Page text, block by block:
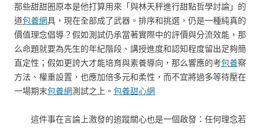
那些甜甜圈原本是他打算用來「與林天秤進行甜點哲學討論」的
道包養網具，現在全部成了武器。排序和挑選，仍是一種純真的
價值理念倡導？假如測試仍承當著實際中的評價與分流效能，那
么命題就要為先生的年紀階段、講授進度和認知程度留出足夠簡
直定性；假如更誇大才能培育與素養導向，那么響應的考包養察
方法、權重設置，也應加倍多元和柔性，而不宜將過多等待壓在
一場期末包養網測試之上。 包養甜心網
這件事在言論上激發的追蹤關心也是一個啟發：任何理念若